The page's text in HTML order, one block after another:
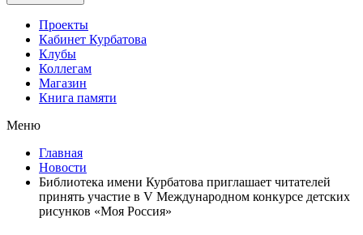
Проекты
Кабинет Курбатова
Клубы
Коллегам
Магазин
Книга памяти
Меню
Главная
Новости
Библиотека имени Курбатова приглашает читателей
принять участие в V Международном конкурсе детских
рисунков «Моя Россия»